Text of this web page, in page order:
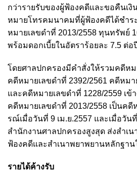
กว่ารายรับของผู้ฟ้องคดีและขอคืนเงิ
หมายโทรคมนาคมที่ผู้ฟ้องคดีได้ชำร
หมายเลขดำที่ 2013/2558 ทุนทรัพย์
พร้อมดอกเบี้ยในอัตราร้อยละ 7.5 ต่อปี
โดยศาลปกครองมีคำสั่งให้รวมคดีหม
คดีหมายเลขดำที่ 2392/2561 คดีหมา
และคดีหมายเลขดำที่ 1228/2559 เ
คดีหมายเลขดำที่ 2013/2558 เป็นค
รณ์เมื่อวันที่ 9 เม.ย.2557 และเมื่อวัน
สำนักงานศาลปกครองสูงสุด ส่งสำเ
ฟ้องคดีและสำเนาพยาพยานหลักฐาน
รายได้ค้างรับ